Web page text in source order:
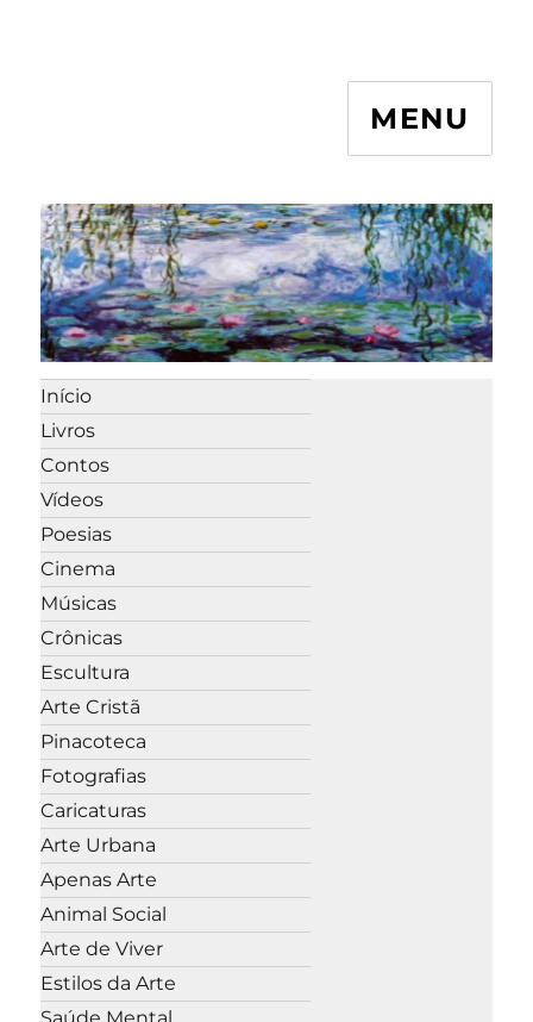
MENU
Início
Livros
Contos
Vídeos
Poesias
Cinema
Músicas
Crônicas
Escultura
Arte Cristã
Pinacoteca
Fotografias
Caricaturas
Arte Urbana
Apenas Arte
Animal Social
Arte de Viver
Estilos da Arte